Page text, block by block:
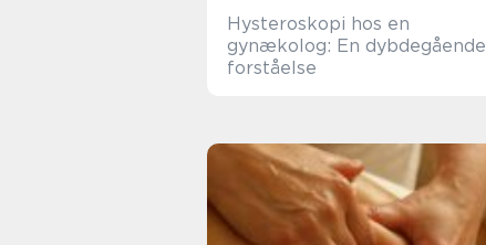
Hysteroskopi hos en
gynækolog: En dybdegående
forståelse